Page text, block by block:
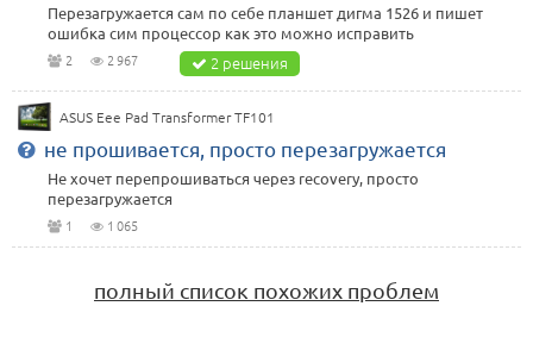
Перезагружается сам по себе планшет дигма 1526 и пишет
ошибка сим процессор как это можно исправить
2 2 967 2 решения
ASUS Eee Pad Transformer TF101
не прошивается, просто перезагружается
Не хочет перепрошиваться через recovery, просто
перезагружается
1 1 065
полный список похожих проблем